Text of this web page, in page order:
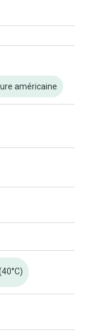
américaine